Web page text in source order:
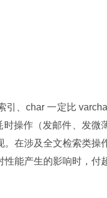
引、char 一定比
操作（发邮件、发微
。在涉及全文检索类操
性能产生的影响时，付